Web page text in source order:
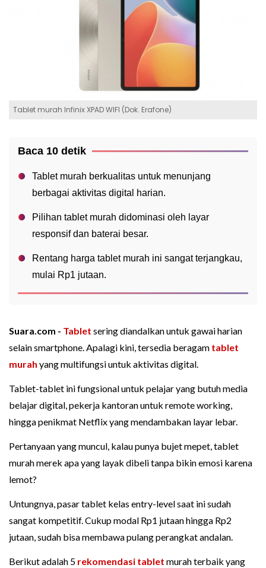
Tablet murah Infinix XPAD WIFI (Dok. Erafone)
Baca 10 detik
Tablet murah berkualitas untuk menunjang
berbagai aktivitas digital harian.
Pilihan tablet murah didominasi oleh layar
responsif dan baterai besar.
Rentang harga tablet murah ini sangat terjangkau,
mulai Rp1 jutaan.
Suara.com - Tablet sering diandalkan untuk gawai harian
selain smartphone. Apalagi kini, tersedia beragam tablet
murah yang multifungsi untuk aktivitas digital.
Tablet-tablet ini fungsional untuk pelajar yang butuh media
belajar digital, pekerja kantoran untuk remote working,
hingga penikmat Netflix yang mendambakan layar lebar.
Pertanyaan yang muncul, kalau punya bujet mepet, tablet
murah merek apa yang layak dibeli tanpa bikin emosi karena
lemot?
Untungnya, pasar tablet kelas entry-level saat ini sudah
sangat kompetitif. Cukup modal Rp1 jutaan hingga Rp2
jutaan, sudah bisa membawa pulang perangkat andalan.
Berikut adalah 5 rekomendasi tablet murah terbaik yang